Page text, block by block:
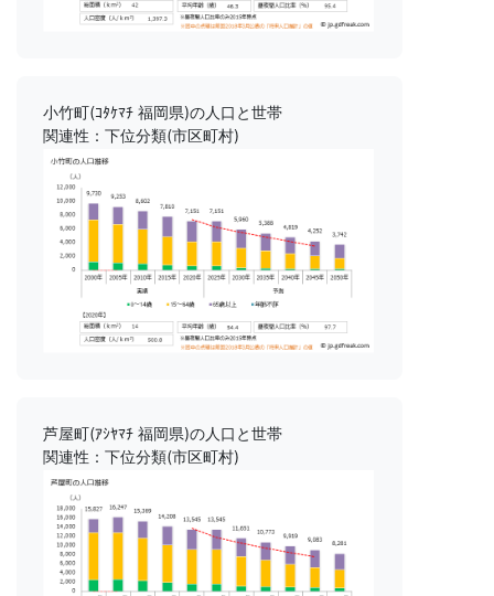
小竹町(ｺﾀｹﾏﾁ 福岡県)の人口と世帯
関連性：下位分類(市区町村)
芦屋町(ｱｼﾔﾏﾁ 福岡県)の人口と世帯
関連性：下位分類(市区町村)